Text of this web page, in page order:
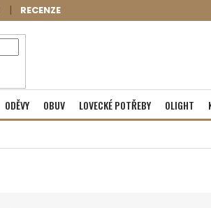
RECENZE
NÁKUPNÍ
KOŠÍK
Prázdný košík
ODĚVY OBUV LOVECKÉ POTŘEBY OLIGHT